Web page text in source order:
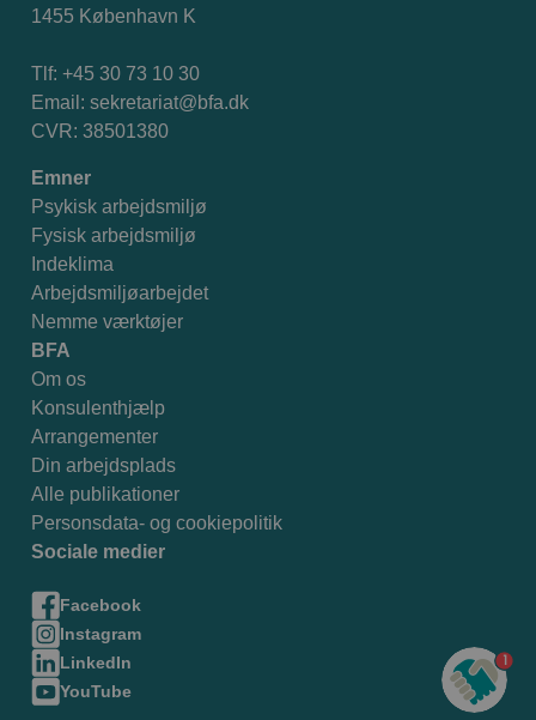
1455 København K
Tlf: +45 30 73 10 30
Email: sekretariat@bfa.dk
CVR: 38501380
Emner
Psykisk arbejdsmiljø
Fysisk arbejdsmiljø
Indeklima
Arbejdsmiljøarbejdet
Nemme værktøjer
BFA
Om os
Konsulenthjælp
Arrangementer
Din arbejdsplads
Alle publikationer
Personsdata- og cookiepolitik
Sociale medier
Facebook
Instagram
LinkedIn
YouTube
1